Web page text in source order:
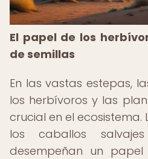
El papel de los
de semillas
En las vastas estepas,
los herbívoros y las
crucial en el ecosistema.
los caballos
desempeñan un